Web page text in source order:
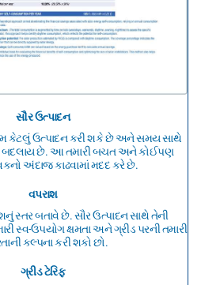
સૌર ઉત્પાદન
કેટલું ઉત્પાદન કરી શકે છે અને સમય સાથે
બદલાય છે. આ તમારી બચત અને કોઈપણ
અંદાજ કાઢવામાં મદદ કરે છે.
વપરાશ
સ્તર બતાવે છે. સૌર ઉત્પાદન સાથે તેની
સ્વ-ઉપયોગ ક્ષમતા અને ગ્રીડ પરની તમારી
કલ્પના કરી શકો છો.
ગ્રીડ ટેરિફ